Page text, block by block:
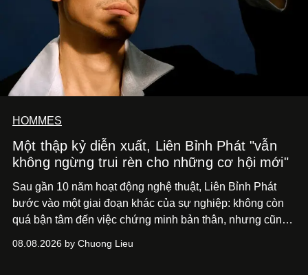
HOMMES
Một thập kỷ diễn xuất, Liên Bỉnh Phát "vẫn
không ngừng trui rèn cho những cơ hội mới"
Sau gần 10 năm hoạt động nghệ thuật, Liên Bỉnh Phát
bước vào một giai đoạn khác của sự nghiệp: không còn
quá bận tâm đến việc chứng minh bản thân, nhưng cũng
08.08.2026 by Chuong Lieu